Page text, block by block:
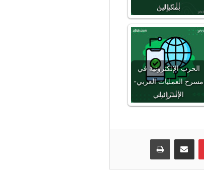
بمكيالين
الحرب الإلكترونية في
مسرح العمليات العربي-
الإسرائيلي
بينتيريستمشاركة عبر البريد طباعة